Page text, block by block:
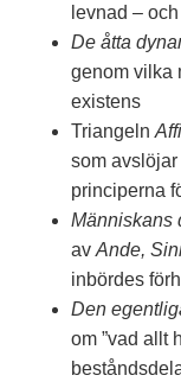
levnad –
De åtta
genom vilka
existens
Triangeln
som
principerna
Människans
av Ande,
inbördes
Den
om ”vad allt